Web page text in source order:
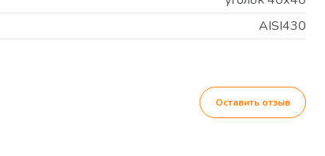
AISI430
Оставить отзыв